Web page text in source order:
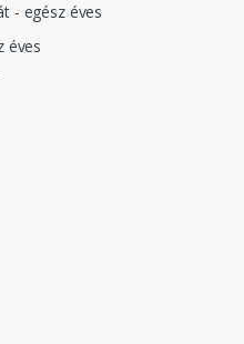
- egész éves
éves